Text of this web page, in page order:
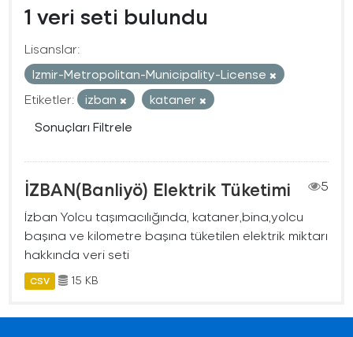
1 veri seti bulundu
Lisanslar:
Izmir-Metropolitan-Municipality-License
Etiketler:
izban
kataner
Sonuçları Filtrele
İZBAN(Banliyö) Elektrik Tüketimi
5
İzban Yolcu taşımacılığında, kataner,bina,yolcu
başına ve kilometre başına tüketilen elektrik miktarı
hakkında veri seti
CSV 15 KB